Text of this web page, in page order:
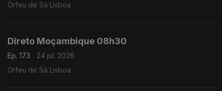
Orfeu de Sá Lisboa
Direto Moçambique 08h30
Ep. 173
24 jul. 2026
Orfeu de Sá Lisboa